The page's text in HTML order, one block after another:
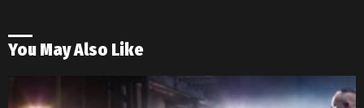
You May Also Like